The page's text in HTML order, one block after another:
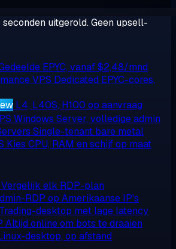
uitgerold. Geen upsell-
EPYC, vanaf $2,48/mnd
VPS Dedicated EPYC-cores,
L4, L40S, H100 op aanvraag
Windows Server, volledige admin
Single-tenant bare metal
Kies CPU, RAM en schijf op maat
Vergelijk elk RDP-plan
RDP op Amerikaanse IP's
Trading-desktop met lage latency
Altijd online om bots te draaien
desktop, op afstand